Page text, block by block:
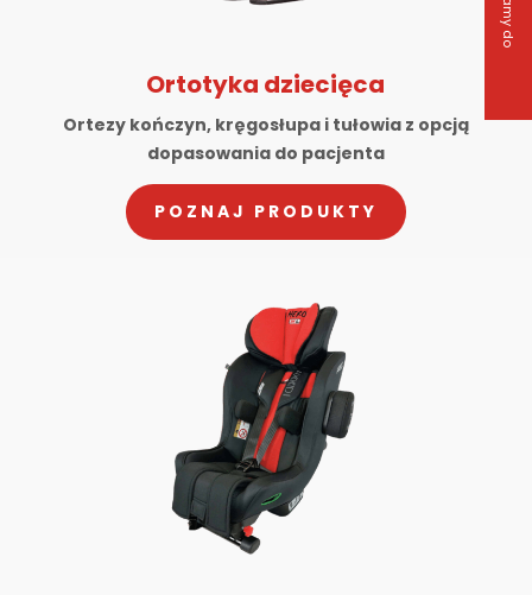
Ortotyka dziecięca
Ortezy kończyn, kręgosłupa i tułowia z opcją
dopasowania do pacjenta
POZNAJ PRODUKTY